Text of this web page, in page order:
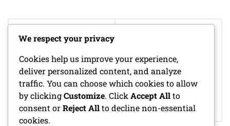
Post
navigation
ESTIRAMIENTO DE
CUERPO COMPLETO
PARA CORREDORES
PRINCIPIANTES:
TÉCNICAS,
BENEFICIOS,
DURACIÓN
CORRER PARA
PRINCIPIANTES:
IMPACTO,
BENEFICIOS,
RECOMENDACIONES
We respect your privacy
Cookies help us improve your experience,
deliver personalized content, and analyze
traffic. You can choose which cookies to allow
by clickingCustomize. Click Accept Allto
consent orReject Allto decline non-essential
cookies.